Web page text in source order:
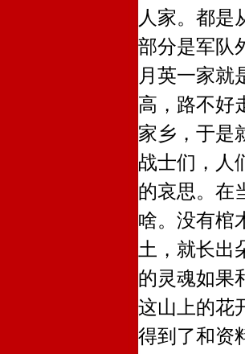
人家。都是
部分是军队
月英一家就
高，路不好
家乡，于是
战士们，人
的哀思。在
啥。没有棺
土，就长出
的灵魂如果
这山上的花
得到了和资